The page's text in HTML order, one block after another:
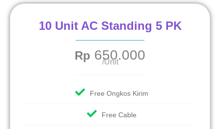
10 Unit AC Standing 5 PK
Rp 650.000
/Unit
Free Ongkos Kirim
Free Cable